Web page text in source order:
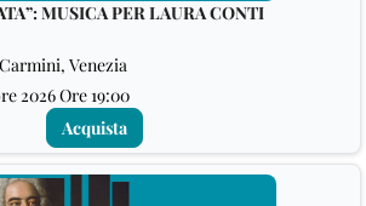
MUSICA PER LAURA CONTI
Venezia
2026Ore 19:00
Acquista